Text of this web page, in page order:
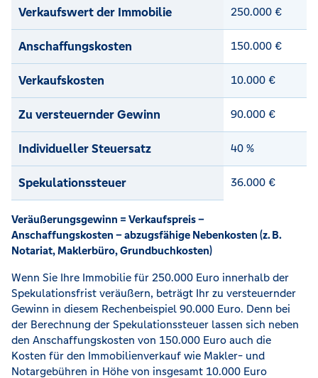
Verkaufswert der Immobilie 250.000 €
Anschaffungskosten 150.000 €
Verkaufskosten 10.000 €
Zu versteuernder Gewinn 90.000 €
Individueller Steuersatz 40 %
Spekulationssteuer 36.000 €
Veräußerungsgewinn = Verkaufspreis –
Anschaffungskosten – abzugsfähige Nebenkosten (z. B.
Notariat, Maklerbüro, Grundbuchkosten)
Wenn Sie Ihre Immobilie für 250.000 Euro innerhalb der
Spekulationsfrist veräußern, beträgt Ihr zu versteuernder
Gewinn in diesem Rechenbeispiel 90.000 Euro. Denn bei
der Berechnung der Spekulationssteuer lassen sich neben
den Anschaffungskosten von 150.000 Euro auch die
Kosten für den Immobilienverkauf wie Makler- und
Notargebühren in Höhe von insgesamt 10.000 Euro